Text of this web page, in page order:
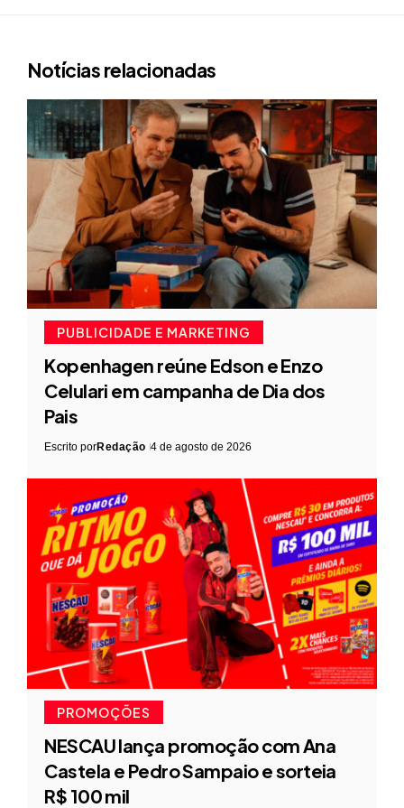
Notícias relacionadas
PUBLICIDADE E MARKETING
Kopenhagen reúne Edson e Enzo
Celulari em campanha de Dia dos
Pais
Escrito porRedação 4 de agosto de 2026
PROMOÇÕES
NESCAU lança promoção com Ana
Castela e Pedro Sampaio e sorteia
R$ 100 mil